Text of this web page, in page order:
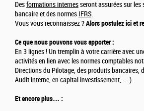
Desformations internesseront assurées sur les
bancaire et des normes IFRS.
Vous vous reconnaissez ?Alors postulez ici et
Ce que nous pouvons vous apporter :
En 3 lignes ! Un tremplin à votre carrière avec
activités en lien avec les normes comptables
Directions du Pilotage, des produits bancaires,
Audit interne, en capital investissement, …).
Et encore plus… :